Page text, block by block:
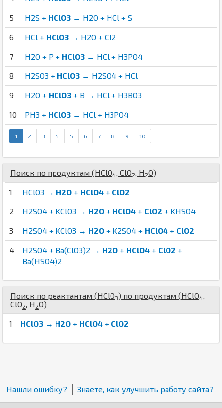
5 H2S + HClO3 → H2O + HCl + S
6 HCl + HClO3 → H2O + Cl2
7 H2O + P + HClO3 → HCl + H3PO4
8 H2SO3 + HClO3 → H2SO4 + HCl
9 H2O + HClO3 + B → HCl + H3BO3
10 PH3 + HClO3 → HCl + H3PO4
1 2 3 4 5 6 7 8 9 10
Поиск по продуктам (HClO4, ClO2, H 2O)
1 HClO3 → H2O + HClO4 + ClO2
2 H2SO4 + KClO3 → H2O + HClO4 + ClO2 + KHSO4
3 H2SO4 + KClO3 → H2O + K2SO4 + HClO4 + ClO2
4 H2SO4 + Ba(ClO3)2 → H2O + HClO4 + ClO2 +
Ba(HSO4)2
Поиск по реактантам (HClO3) по продуктам (HClO4,
ClO2, H 2O)
1 HClO3 → H2O + HClO4 + ClO2
Нашли ошибку? Знаете, как улучшить работу сайта?